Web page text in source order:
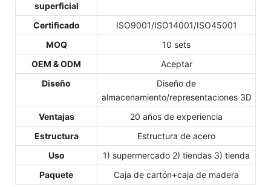
superficial
Certificado
ISO9001/ISO14001/ISO45001
MOQ
10 sets
OEM & ODM
Aceptar
Diseño
Diseño de
almacenamiento/representaciones 3D
Ventajas
20 años de experiencia
Estructura
Estructura de acero
Uso
1) supermercado 2) tiendas 3) tienda
Paquete
Caja de cartón+caja de madera